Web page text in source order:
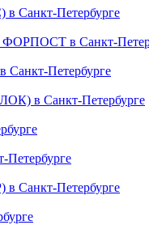
Санкт-Петербурге
ФОРПОСТ в Санкт-
Петербурге
в Санкт-Петербурге
Санкт-Петербурге